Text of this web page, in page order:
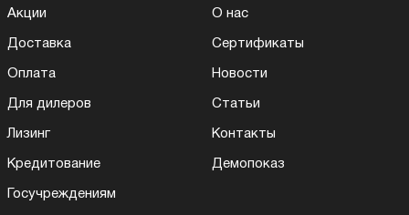
Акции
Доставка
Оплата
Для дилеров
Лизинг
Кредитование
Госучреждениям
О нас
Сертификаты
Новости
Статьи
Контакты
Демопоказ